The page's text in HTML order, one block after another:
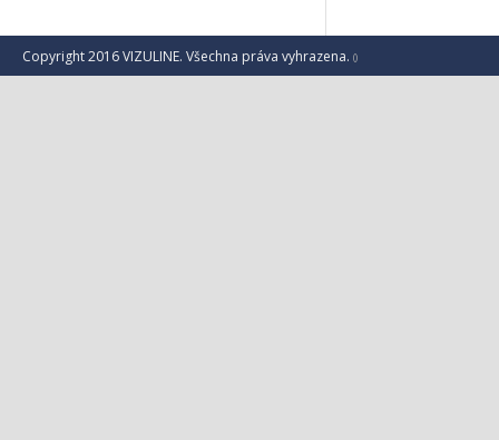
Copyright 2016 VIZULINE. Všechna práva vyhrazena. ()